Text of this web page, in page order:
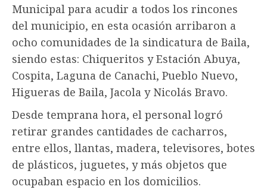
Municipal para acudir a todos los rincones
del municipio, en esta ocasión arribaron a
ocho comunidades de la sindicatura de Baila,
siendo estas: Chiqueritos y Estación Abuya,
Cospita, Laguna de Canachi, Pueblo Nuevo,
Higueras de Baila, Jacola y Nicolás Bravo.
Desde temprana hora, el personal logró
retirar grandes cantidades de cacharros,
entre ellos, llantas, madera, televisores, botes
de plásticos, juguetes, y más objetos que
ocupaban espacio en los domicilios.